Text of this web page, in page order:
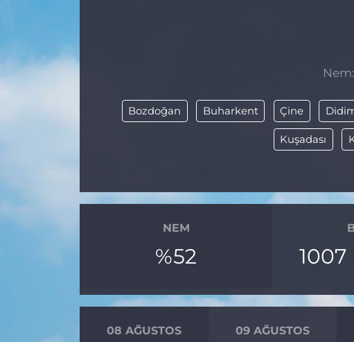
Bozdoğan Buharkent Çine
Kuşadası
NEM
%52 1007
08 AĞUSTOS 09 AĞUSTOS
İletişim